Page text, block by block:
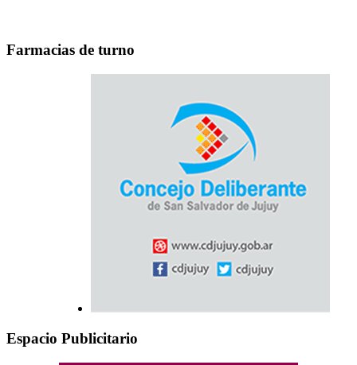
Farmacias de turno
Espacio Publicitario